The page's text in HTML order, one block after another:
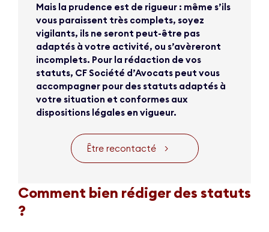
Mais la prudence est de rigueur : même s’ils
vous paraissent très complets, soyez
vigilants, ils ne seront peut-être pas
adaptés à votre activité, ou s’avèreront
incomplets. Pour la rédaction de vos
statuts, CF Société d’Avocats peut vous
accompagner pour des statuts adaptés à
votre situation et conformes aux
dispositions légales en vigueur.
Être recontacté >
Comment bien rédiger des statuts
?